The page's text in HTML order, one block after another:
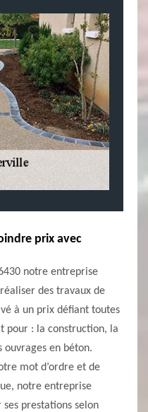
prix avec
notre entreprise
des travaux de
à un prix défiant toutes
pour : la construction, la
ouvrages en béton.
mot d’ordre et de
notre entreprise
prestations selon